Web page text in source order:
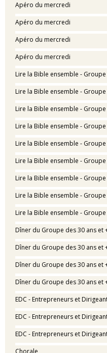
Apéro du mercredi
Apéro du mercredi
Apéro du mercredi
Apéro du mercredi
Lire la Bible ensemble -
Lire la Bible ensemble -
Lire la Bible ensemble -
Lire la Bible ensemble -
Lire la Bible ensemble -
Lire la Bible ensemble -
Lire la Bible ensemble -
Lire la Bible ensemble -
Lire la Bible ensemble -
Dîner du Groupe des 30 ans et
Dîner du Groupe des 30 ans et
Dîner du Groupe des 30 ans et
Dîner du Groupe des 30 ans et
EDC - Entrepreneurs et
EDC - Entrepreneurs et
EDC - Entrepreneurs et
Chorale